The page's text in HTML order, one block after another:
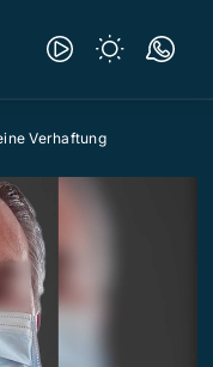
Verhaftung